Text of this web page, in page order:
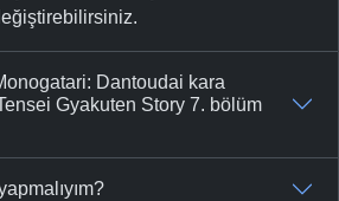
Dantoudai kara
Gyakuten Story 7. bölüm